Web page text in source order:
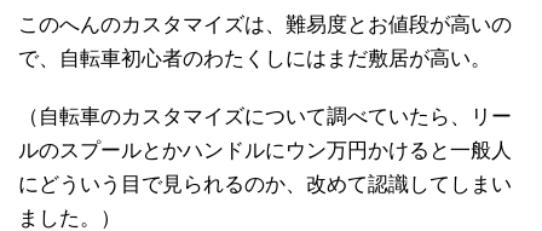
このへんのカスタマイズは、難易度とお値段が高いの
で、自転車初心者のわたくしにはまだ敷居が高い。
（自転車のカスタマイズについて調べていたら、リー
ルのスプールとかハンドルにウン万円かけると一般人
にどういう目で見られるのか、改めて認識してしまい
ました。）